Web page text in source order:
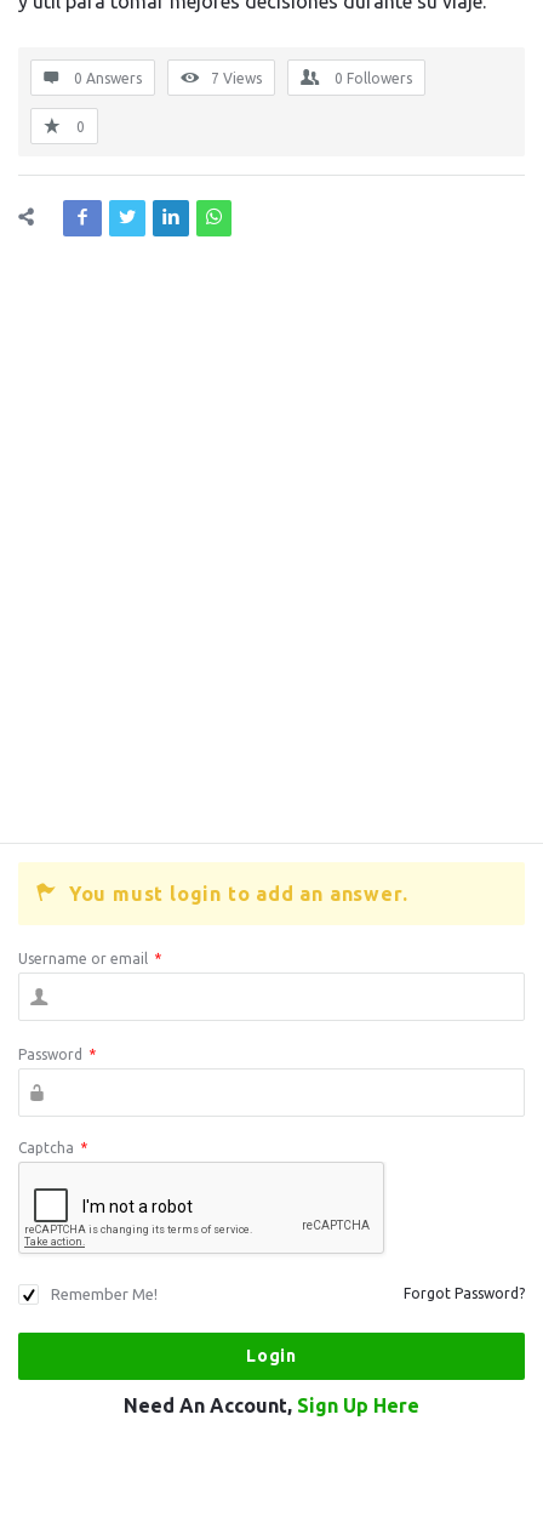
0 Answers 7 Views 0 Followers
0
You must login to add an answer.
Username or email *
Password *
Captcha *
Remember Me! Forgot Password?
Need An Account, Sign Up Here